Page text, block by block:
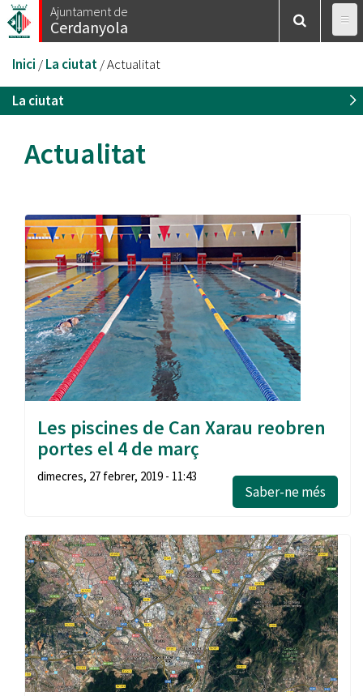
Vés
al
Ajuntament de
Cerdanyola
Esteu
aquí
Inici /La ciutat/Actualitat
La ciutat
Actualitat
Les piscines de Can Xarau reobren
portes el 4 de març
dimecres, 27 febrer, 2019 - 11:43
Saber-ne més